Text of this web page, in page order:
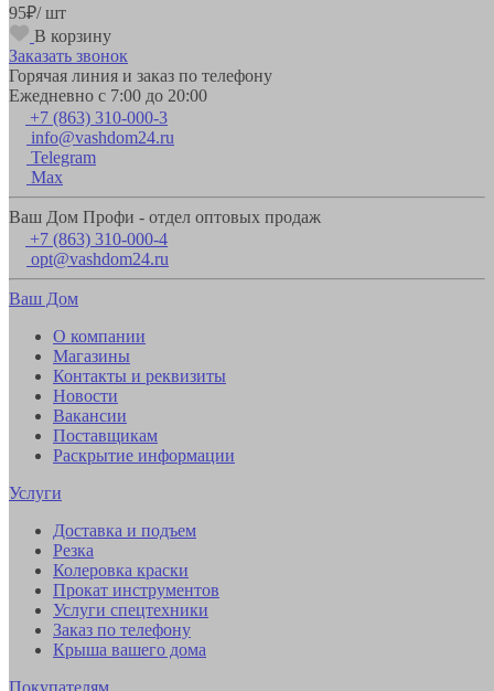
95₽/ шт
В корзину
Заказать звонок
Горячая линия и заказ по телефону
Ежедневно с 7:00 до 20:00
+7 (863) 310-000-3
info@vashdom24.ru
Telegram
Max
Ваш Дом Профи - отдел оптовых продаж
+7 (863) 310-000-4
opt@vashdom24.ru
Ваш Дом
О компании
Магазины
Контакты и реквизиты
Новости
Вакансии
Поставщикам
Раскрытие информации
Услуги
Доставка и подъем
Резка
Колеровка краски
Прокат инструментов
Услуги спецтехники
Заказ по телефону
Крыша вашего дома
Покупателям